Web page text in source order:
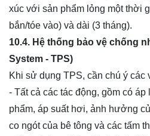
xúc với sản phẩm lỏng một thời
bắn/tóe vào) và dài (3 tháng).
10.4. Hệ thống bảo vệ chống
System - TPS)
Khi sử dụng TPS, cần chú ý các
- Tất cả các tác động, gồm có
phẩm, áp suất hơi, ảnh hưởng
co ngót của bê tông và các tấm